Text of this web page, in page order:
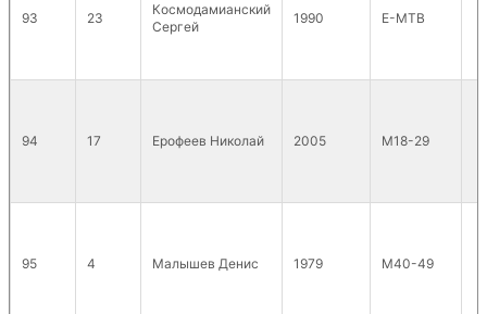
93 23
Космодамианский
Сергей
1990 E-MTB
94 17 Ерофеев Николай 2005 М18-29
95 4 Малышев Денис 1979 М40-49